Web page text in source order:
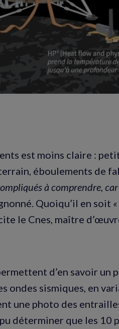
est moins claire :
éboulements de
à comprendre, car
Quoiqu’il en soit
le Cnes, maître
d’en savoir un
ondes sismiques, en
une photo des
déterminer que les 10